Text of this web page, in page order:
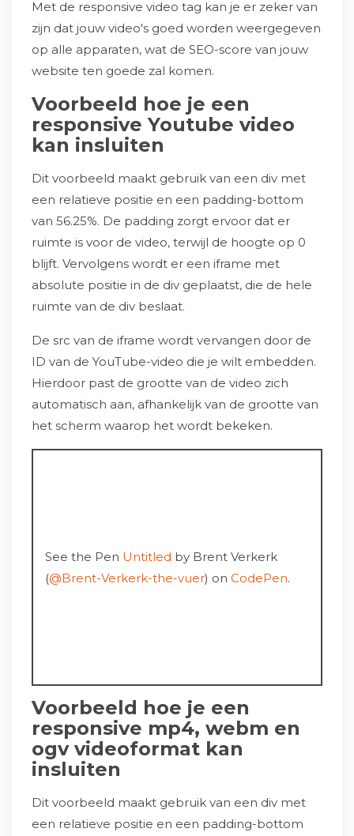
Met de responsive video tag kan je er zeker van
zijn dat jouw video's goed worden weergegeven
op alle apparaten, wat de SEO-score van jouw
website ten goede zal komen.
Voorbeeld hoe je een
responsive Youtube video
kan insluiten
Dit voorbeeld maakt gebruik van een div met
een relatieve positie en een padding-bottom
van 56.25%. De padding zorgt ervoor dat er
ruimte is voor de video, terwijl de hoogte op 0
blijft. Vervolgens wordt er een iframe met
absolute positie in de div geplaatst, die de hele
ruimte van de div beslaat.
De src van de iframe wordt vervangen door de
ID van de YouTube-video die je wilt embedden.
Hierdoor past de grootte van de video zich
automatisch aan, afhankelijk van de grootte van
het scherm waarop het wordt bekeken.
See the Pen Untitled by Brent Verkerk
(@Brent-Verkerk-the-vuer) on CodePen.
Voorbeeld hoe je een
responsive mp4, webm en
ogv videoformat kan
insluiten
Dit voorbeeld maakt gebruik van een div met
een relatieve positie en een padding-bottom